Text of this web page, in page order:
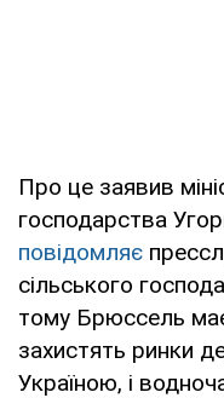
Про це заявив
господарства
повідомляє
сільського
тому Брюссель
захистять ринки
Україною, і